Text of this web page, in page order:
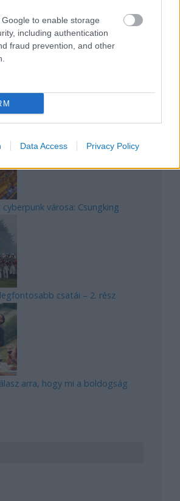
to enable storage
including authentication
fraud prevention, and other
Data Access Privacy Policy
kapcsol – A gyorsvasút
városa: Csungking
csatái – 2. rész
arra, hogy mi a boldogság